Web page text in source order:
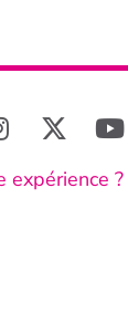
expérience ?